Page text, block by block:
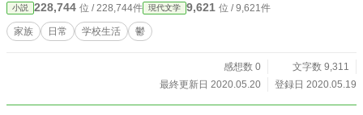
小説 228,744 位 / 228,744件 現代文学 9,621 位 / 9,621件
家族 日常 学校生活 鬱
感想数 0
文字数 9,311
最終更新日 2020.05.20
登録日 2020.05.19